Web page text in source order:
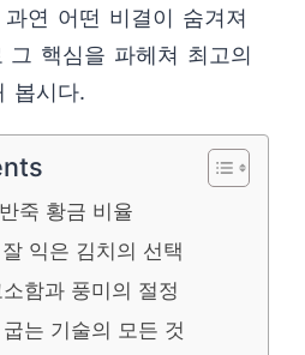
연 어떤 비결이 숨겨져
그 핵심을 파헤쳐 최고의
봅시다.
죽 황금 비율
익은 김치의 선택
함과 풍미의 절정
는 기술의 모든 것